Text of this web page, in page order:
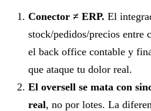
Conector ≠ ERP. El
stock/pedidos/precios entre
el back office contable y
que ataque tu dolor real.
El oversell se mata con
real, no por lotes. La